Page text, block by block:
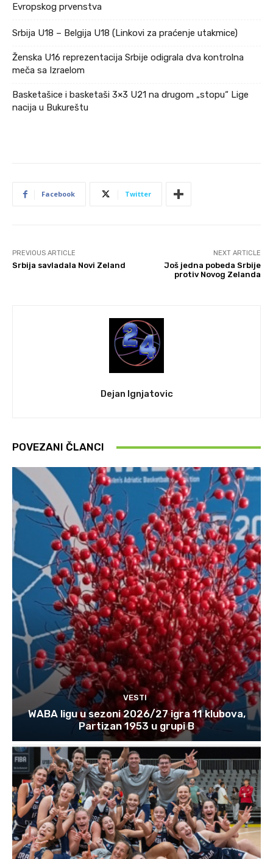
Evropskog prvenstva
Srbija U18 – Belgija U18 (Linkovi za praćenje utakmice)
Ženska U16 reprezentacija Srbije odigrala dva kontrolna
meča sa Izraelom
Basketašice i basketaši 3×3 U21 na drugom „stopu“ Lige
nacija u Bukureštu
Facebook Twitter
PREVIOUS ARTICLE
Srbija savladala Novi Zeland
NEXT ARTICLE
Još jedna pobeda Srbije
protiv Novog Zelanda
Dejan Ignjatovic
POVEZANI ČLANCI
VESTI
WABA ligu u sezoni 2026/27 igra 11 klubova,
Partizan 1953 u grupi B